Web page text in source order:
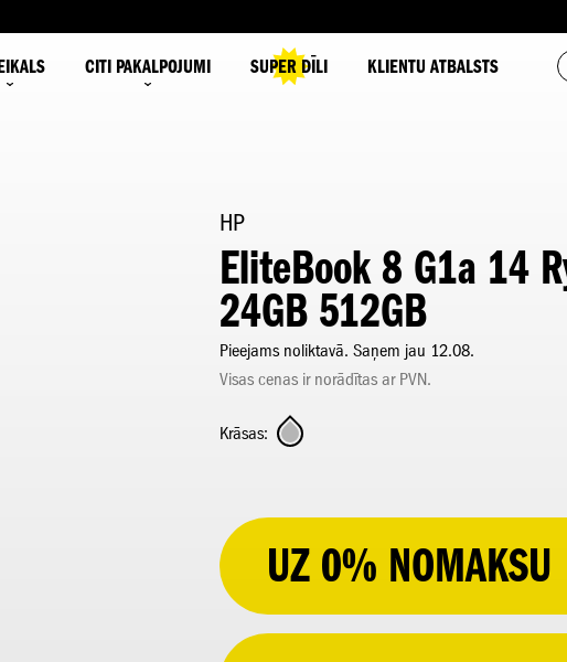
CITI PAKALPOJUMI SUPER DĪLI KLIENTU ATBALSTS
HP
EliteBook 8 G1a 14
24GB 512GB
Pieejams noliktavā. Saņem jau 12.08.
Visas cenas ir norādītas ar PVN.
Krāsas:
UZ 0% NOMAKSU